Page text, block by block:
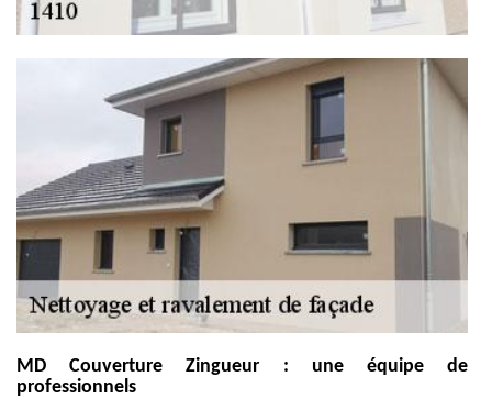
MD Couverture Zingueur : une équipe de
professionnels